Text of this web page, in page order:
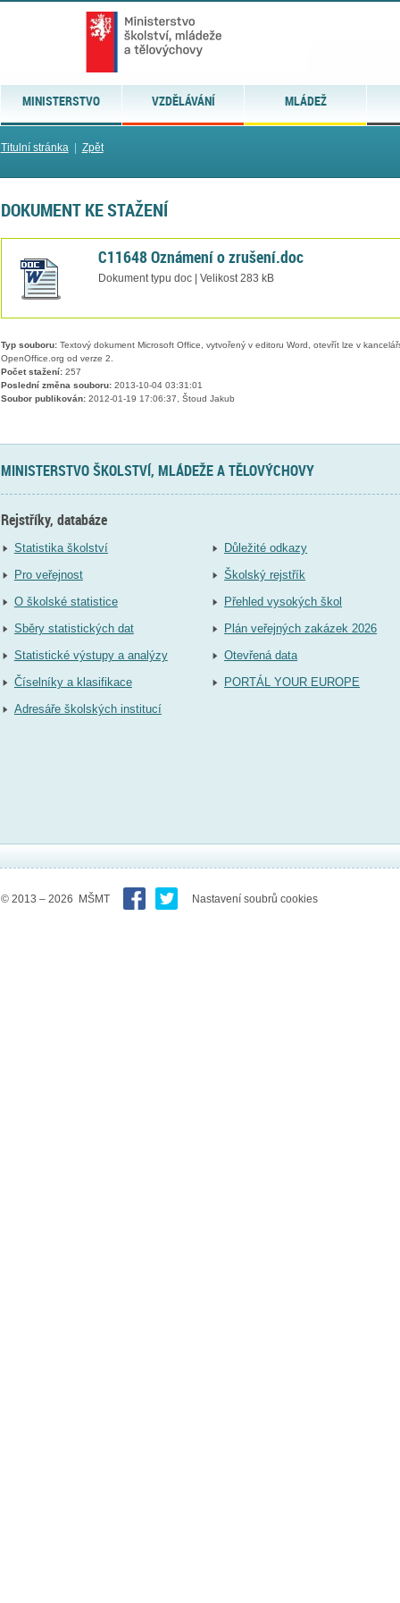
MINISTERSTVO VZDĚLÁVÁNÍ MLÁDEŽ
Titulní stránka| Zpět
DOKUMENT KE STAŽENÍ
C11648 Oznámení o zrušení.doc
Dokument typu doc | Velikost 283 kB
Typ souboru:Textový dokument Microsoft Office, vytvořený v editoru Word, otevřít lze v
OpenOffice.org od verze 2.
Počet stažení:257
Poslední změna souboru:2013-10-04 03:31:01
Soubor publikován:2012-01-19 17:06:37, Štoud Jakub
MINISTERSTVO ŠKOLSTVÍ, MLÁDEŽE A TĚLOVÝCHOVY
Rejstříky, databáze
Statistika školství
Pro veřejnost
O školské statistice
Sběry statistických dat
Statistické výstupy a analýzy
Číselníky a klasifikace
Adresáře školských institucí
Důležité odkazy
Školský rejstřík
Přehled vysokých škol
Plán veřejných zakázek 2026
Otevřená data
PORTÁL YOUR EUROPE
© 2013 – 2026 MŠMT Nastavení soubrů cookies